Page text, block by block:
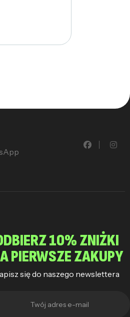
10% ZNIŻKI
PIERWSZE ZAKUPY
się do naszego newslettera